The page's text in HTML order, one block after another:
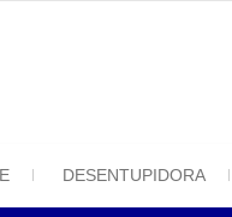
DESENTUPIDORA